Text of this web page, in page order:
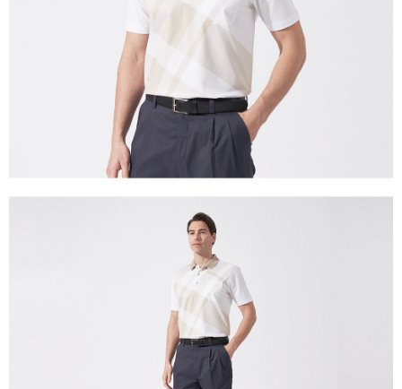
每筆NT$60，滿NT$1,200(含以上)免運費
每筆NT$80，滿NT$1,200(含以上)免運費
每筆NT$80，滿NT$1,200(含以上)免運費